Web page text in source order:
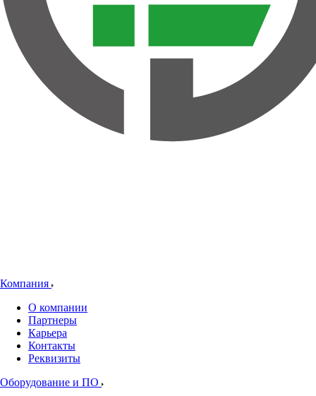
Компания
О компании
Партнеры
Карьера
Контакты
Реквизиты
Оборудование и ПО